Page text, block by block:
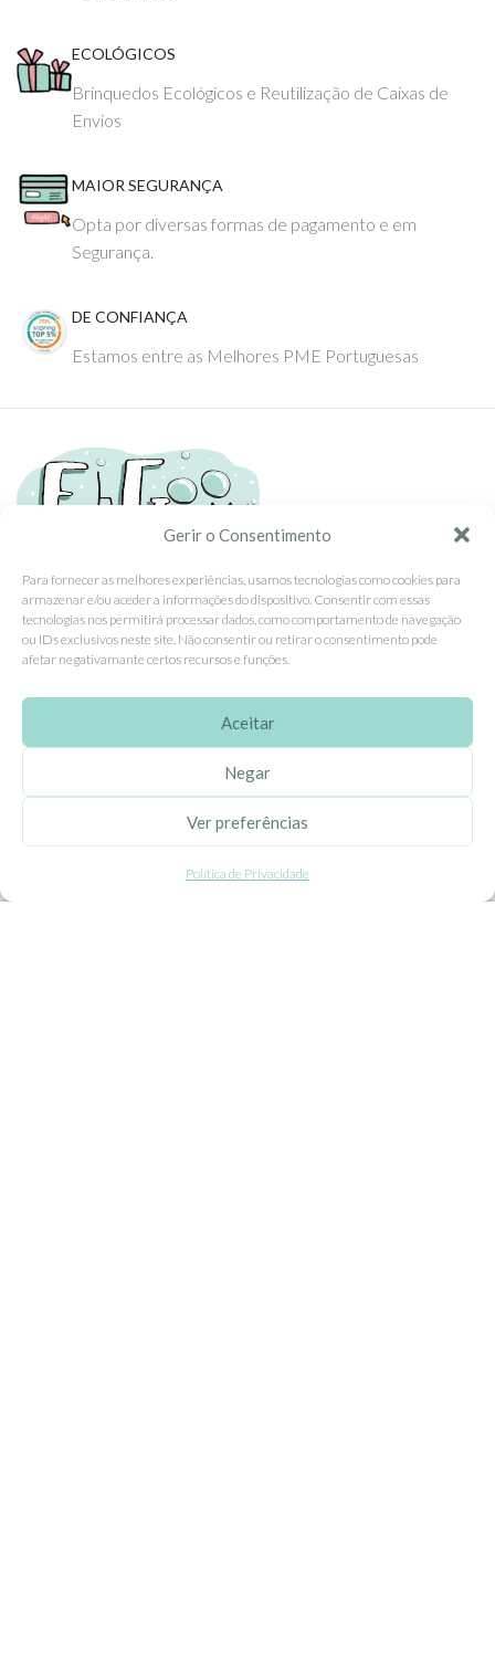
Gerir o Consentimento
Para fornecer as melhores experiências, usamos tecnologias como cookies para
armazenar e/ou aceder a informações do dispositivo. Consentir com essas
tecnologias nos permitirá processar dados, como comportamento de navegação
ou IDs exclusivos neste site. Não consentir ou retirar o consentimento pode
afetar negativamante certos recursos e funções.
Aceitar
Negar
Ver preferências
Política de Privacidade
ECOLÓGICOS
Brinquedos Ecológicos e Reutilização de Caixas de
Envios
MAIOR SEGURANÇA
Opta por diversas formas de pagamento e em
Segurança.
DE CONFIANÇA
Estamos entre as Melhores PME Portuguesas
Tel: (351) 234095278 Custo de Chamada para Rede Fixa Nacional
Email: info@ehgoom.com
Rua José Afonso, Nº 50, 3800-438 Aveiro, Portugal
Sobre Nós
Propriedade Intelectual
Colaboração com Bloggers